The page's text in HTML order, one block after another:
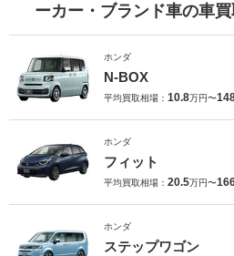
ーカー・ブランド車の車
ホンダ
N-BOX
平均買取相場： 10.8万円〜
ホンダ
フィット
平均買取相場： 20.5万円〜
ホンダ
ステップワゴン